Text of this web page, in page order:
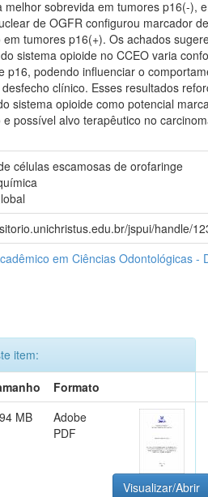
melhor sobrevida em tumores p16(-),
de OGFR configurou marcador
em tumores p16(+). Os achados
sistema opioide no CCEO varia
p16, podendo influenciar o
clínico. Esses resultados
sistema opioide como potencial
e possível alvo terapêutico no
células escamosas de orofaringe
jspui/handle/
em Ciências Odontológicas -
item:
Formato
MB
Adobe
PDF
Visualizar/Abrir